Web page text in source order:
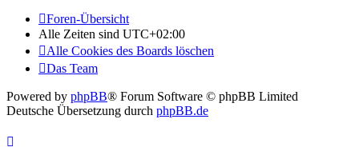
Foren-Übersicht
Alle Zeiten sind UTC+02:00
Alle Cookies des Boards löschen
Das Team
Powered by phpBB® Forum Software © phpBB Limited
Deutsche Übersetzung durch phpBB.de